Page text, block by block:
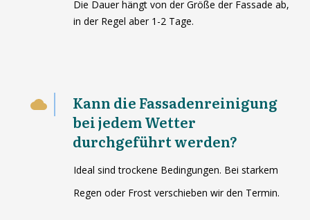
Die Dauer hängt von der Größe der Fassade ab,
in der Regel aber 1-2 Tage.
Kann die Fassadenreinigung
bei jedem Wetter
durchgeführt werden?
Ideal sind trockene Bedingungen. Bei starkem
Regen oder Frost verschieben wir den Termin.